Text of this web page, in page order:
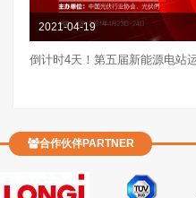
2021-04-19
倒计时4天！第五届新能源电站
合作伙伴PARTNER